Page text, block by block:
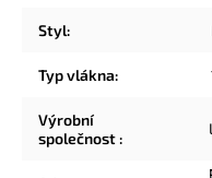
Styl:
Typ vlákna:
Výrobní
společnost: